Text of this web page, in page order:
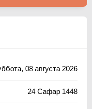
08 августа 2026
24 Сафар 1448